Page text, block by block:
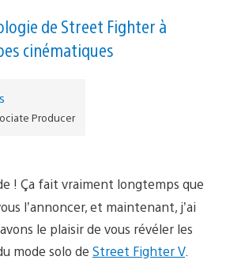
de Street Fighter à
cinématiques
Producer
! Ça fait vraiment longtemps que
l’annoncer, et maintenant, j’ai
le plaisir de vous révéler les
mode solo de Street Fighter V.